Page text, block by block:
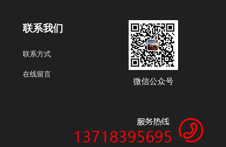
联系我们
联系方式
在线留言
微信公众号